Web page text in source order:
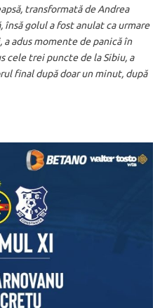
transformată de Andrea
însă golul a fost anulat ca urmare
adus momente de panică în
cele trei puncte de la Sibiu, a
final după doar un minut, după